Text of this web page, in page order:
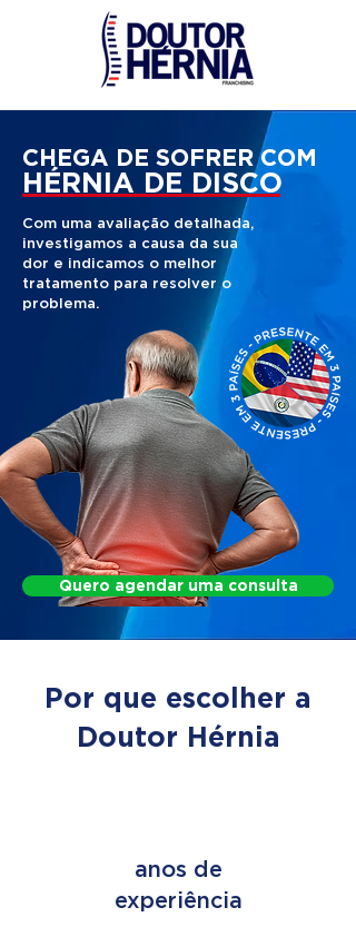
CHEGA DE SOFRER COM
HÉRNIA DE DISCO
Com uma avaliação detalhada,
investigamos a causa da sua
dor e indicamos o melhor
tratamento para resolver o
problema.
Quero agendar uma consulta
Por que escolher a
Doutor Hérnia
anos de
experiência